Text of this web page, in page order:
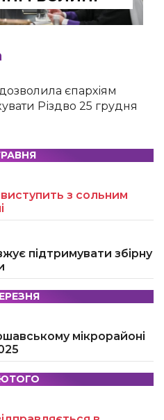
єпархіям
Різдво 25 грудня
з сольним
підтримувати збірну
мікрорайоні